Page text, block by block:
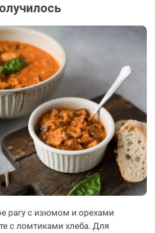
рагу с изюмом и орехами
с ломтиками хлеба. Для